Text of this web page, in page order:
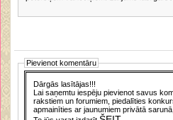
Pievienot komentāru
Dārgās lasītājas!!!
Lai saņemtu iespēju pievienot savus
rakstiem un forumiem, piedalīties
apmainīties ar jaunumiem privātā